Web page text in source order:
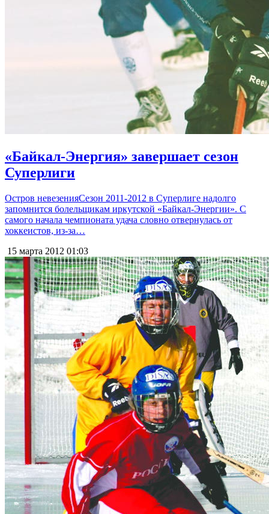
«Байкал-Энергия» завершает сезон
Суперлиги
Остров невезенияСезон 2011-2012 в Суперлиге надолго
запомнится болельщикам иркутской «Байкал-Энергии». С
самого начала чемпионата удача словно отвернулась от
хоккеистов, из-за…
15 марта 2012 01:03